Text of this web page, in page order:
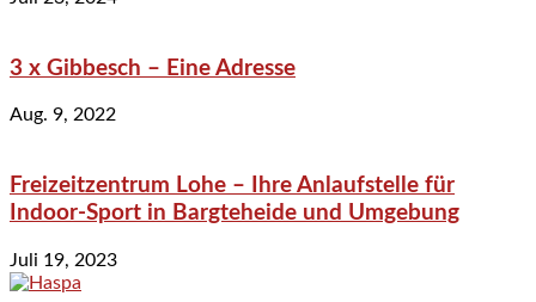
3 x Gibbesch – Eine Adresse
Aug. 9, 2022
Freizeitzentrum Lohe – Ihre Anlaufstelle für
Indoor-Sport in Bargteheide und Umgebung
Juli 19, 2023